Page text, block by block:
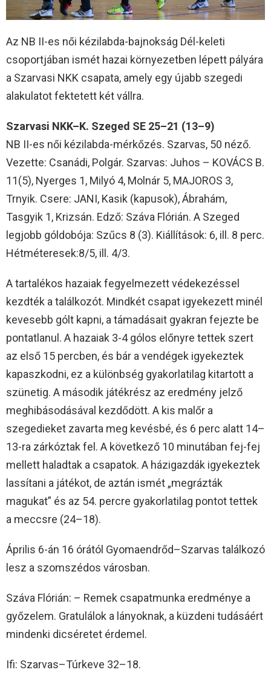
Az NB II-es női kézilabda-bajnokság Dél-keleti
csoportjában ismét hazai környezetben lépett pályára
a Szarvasi NKK csapata, amely egy újabb szegedi
alakulatot fektetett két vállra.
Szarvasi NKK–K. Szeged SE 25–21 (13–9)
NB II-es női kézilabda-mérkőzés. Szarvas, 50 néző.
Vezette: Csanádi, Polgár. Szarvas: Juhos – KOVÁCS B.
11(5), Nyerges 1, Milyó 4, Molnár 5, MAJOROS 3,
Trnyik. Csere: JANI, Kasik (kapusok), Ábrahám,
Tasgyik 1, Krizsán. Edző: Száva Flórián. A Szeged
legjobb góldobója: Szűcs 8 (3). Kiállítások: 6, ill. 8 perc.
Hétméteresek:8/5, ill. 4/3.
A tartalékos hazaiak fegyelmezett védekezéssel
kezdték a találkozót. Mindkét csapat igyekezett minél
kevesebb gólt kapni, a támadásait gyakran fejezte be
pontatlanul. A hazaiak 3-4 gólos előnyre tettek szert
az első 15 percben, és bár a vendégek igyekeztek
kapaszkodni, ez a különbség gyakorlatilag kitartott a
szünetig. A második játékrész az eredmény jelző
meghibásodásával kezdődött. A kis malőr a
szegedieket zavarta meg kevésbé, és 6 perc alatt 14–
13-ra zárkóztak fel. A következő 10 minutában fej-fej
mellett haladtak a csapatok. A házigazdák igyekeztek
lassítani a játékot, de aztán ismét „megrázták
magukat” és az 54. percre gyakorlatilag pontot tettek
a meccsre (24–18).
Április 6-án 16 órától Gyomaendrőd–Szarvas találkozó
lesz a szomszédos városban.
Száva Flórián: – Remek csapatmunka eredménye a
győzelem. Gratulálok a lányoknak, a küzdeni tudásáért
mindenki dicséretet érdemel.
Ifi: Szarvas–Túrkeve 32–18.